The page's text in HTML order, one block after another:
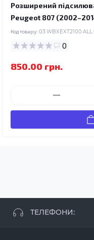
Розширений
Peugeot 807
Код товару:
0
850.00 грн.
ТЕЛЕФОНИ: